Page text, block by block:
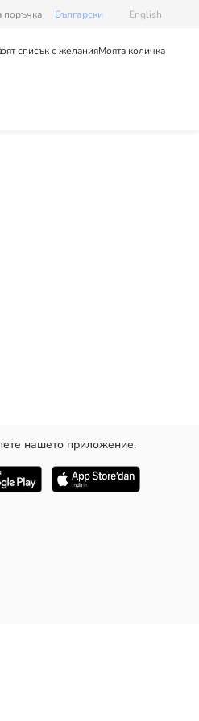
поръчка Български English
списък с желанияМоята количка
нашето приложение.